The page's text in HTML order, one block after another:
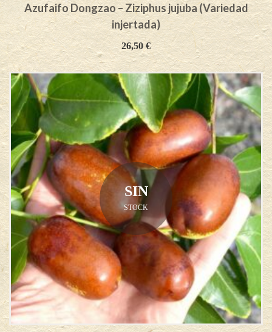
Azufaifo Dongzao – Ziziphus jujuba (Variedad
injertada)
26,50 €
SIN
STOCK